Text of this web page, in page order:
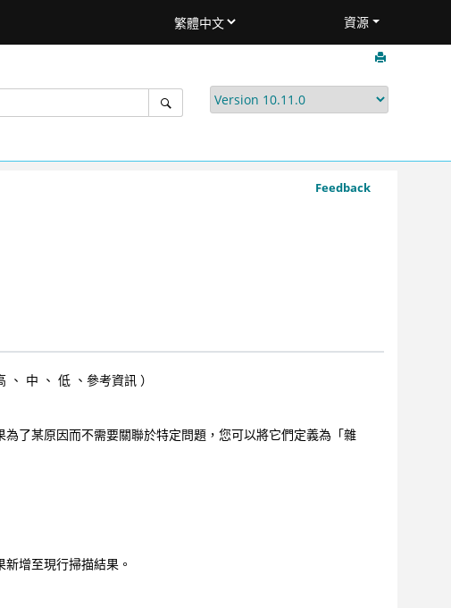
資源
Feedback
中 、 低 、參考資訊 ）
了某原因而不需要關聯於特定問題，您可以將它們定義為「雜
增至現行掃描結果。